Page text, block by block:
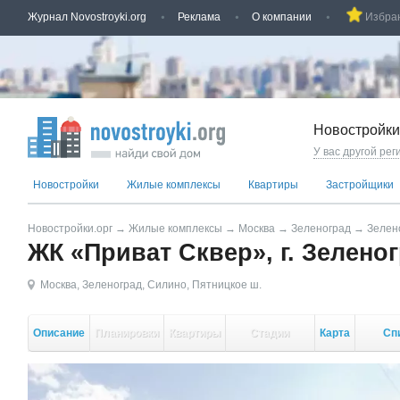
Журнал Novostroyki.org Реклама О компании
У вас другой
Новостройки Жилые комплексы Квартиры Застройщики
Новостройки.орг → Жилые комплексы → Москва → Зеленоград →
ЖК «Приват Сквер», г.
Москва, Зеленоград, Силино, Пятницкое ш.
Описание Планировки Квартиры Стадии Карта